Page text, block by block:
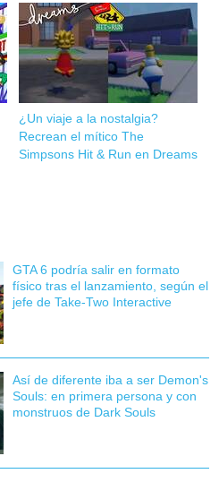
¿Un viaje a la nostalgia?
Recrean el mítico The
Simpsons Hit & Run en Dreams
GTA 6 podría salir en formato
físico tras el lanzamiento, según el
jefe de Take-Two Interactive
Así de diferente iba a ser Demon's
Souls: en primera persona y con
monstruos de Dark Souls